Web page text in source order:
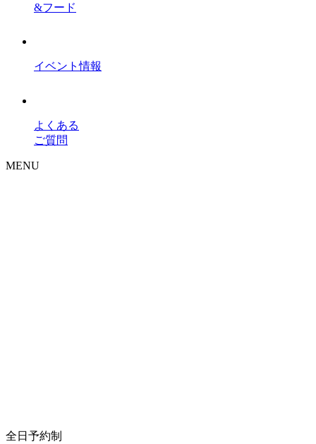
&フード
イベント情報
よくある
ご質問
MENU
全日予約制